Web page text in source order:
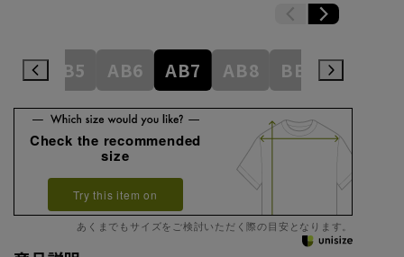
AB5 AB6 AB7 AB8 BE3 BE4
Check the recommended
size
Try this item on
あくまでもサイズをご検討いただく際の目安となります。